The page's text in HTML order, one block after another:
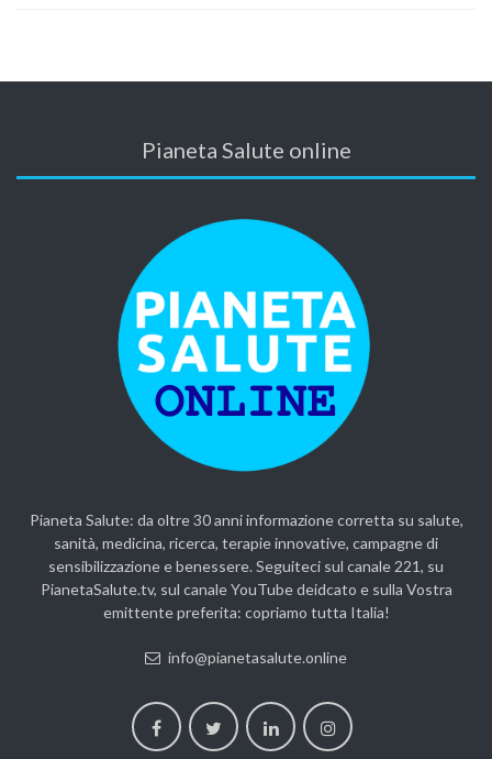
Pianeta Salute online
Pianeta Salute: da oltre 30 anni informazione corretta su salute,
sanità, medicina, ricerca, terapie innovative, campagne di
sensibilizzazione e benessere. Seguiteci sul canale 221, su
PianetaSalute.tv, sul canale YouTube deidcato e sulla Vostra
emittente preferita: copriamo tutta Italia!
info@pianetasalute.online